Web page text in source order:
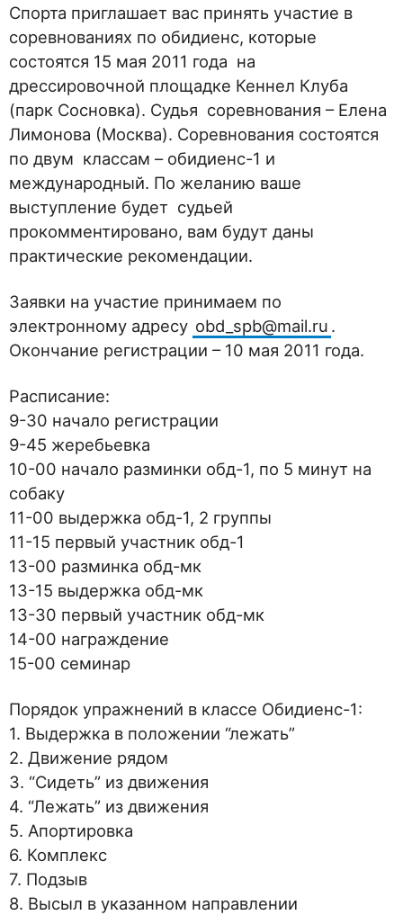
Спорта приглашает вас принять участие в
соревнованиях по обидиенс, которые
состоятся 15 мая 2011 года на
дрессировочной площадке Кеннел Клуба
(парк Сосновка). Судья соревнования – Елена
Лимонова (Москва). Соревнования состоятся
по двум классам – обидиенс-1 и
международный. По желанию ваше
выступление будет судьей
прокомментировано, вам будут даны
практические рекомендации.
Заявки на участие принимаем по
электронному адресу obd_spb@mail.ru .
Окончание регистрации – 10 мая 2011 года.
Расписание:
9-30 начало регистрации
9-45 жеребьевка
10-00 начало разминки обд-1, по 5 минут на
собаку
11-00 выдержка обд-1, 2 группы
11-15 первый участник обд-1
13-00 разминка обд-мк
13-15 выдержка обд-мк
13-30 первый участник обд-мк
14-00 награждение
15-00 семинар
Порядок упражнений в классе Обидиенс-1:
1. Выдержка в положении “лежать”
2. Движение рядом
3. “Сидеть” из движения
4. “Лежать” из движения
5. Апортировка
6. Комплекс
7. Подзыв
8. Высыл в указанном направлении